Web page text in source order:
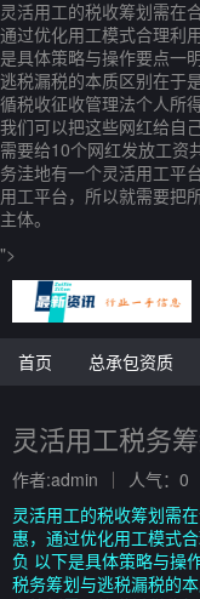
灵活用工的税收筹划需在
通过优化用工模式合理利
是具体策略与操作要点一
逃税漏税的本质区别在于
循税收征收管理法个人所
我们可以把这些网红给自
需要给10个网红发放工资
务洼地有一个灵活用工平
用工平台，所以就需要把
主体。
">
首页 总承包资质
灵活用工税务
作者:admin 人气：0
灵活用工的税收筹划需
惠，通过优化用工模式
负 以下是具体策略与操
税务筹划与逃税漏税的